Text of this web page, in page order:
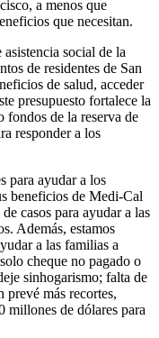
a menos que
que necesitan.
social de la
de residentes de San
de salud, acceder
presupuesto fortalece la
fondos de la reserva de
responder a los
para ayudar a los
beneficios de Medi-Cal
casos para ayudar a las
Además, estamos
a las familias a
cheque no pagado o
sinhogarismo; falta de
prevé más recortes,
millones de dólares para